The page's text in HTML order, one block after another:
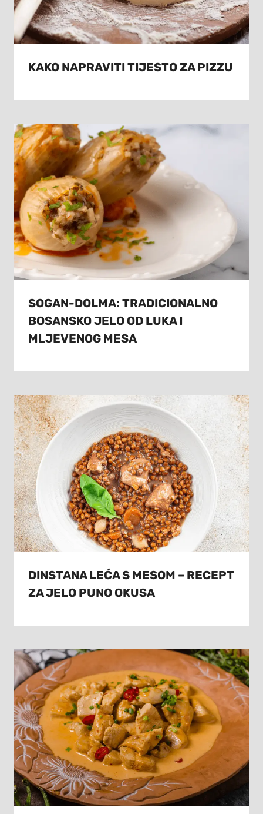
KAKO NAPRAVITI TIJESTO ZA PIZZU
SOGAN-DOLMA: TRADICIONALNO
BOSANSKO JELO OD LUKA I
MLJEVENOG MESA
DINSTANA LEĆA S MESOM – RECEPT
ZA JELO PUNO OKUSA